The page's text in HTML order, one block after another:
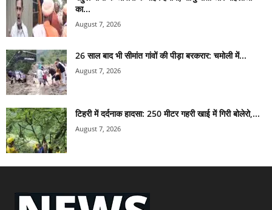
का...
August 7, 2026
26 साल बाद भी सीमांत गांवों की पीड़ा बरकरार: चमोली में...
August 7, 2026
टिहरी में दर्दनाक हादसा: 250 मीटर गहरी खाई में गिरी बोलेरो,...
August 7, 2026